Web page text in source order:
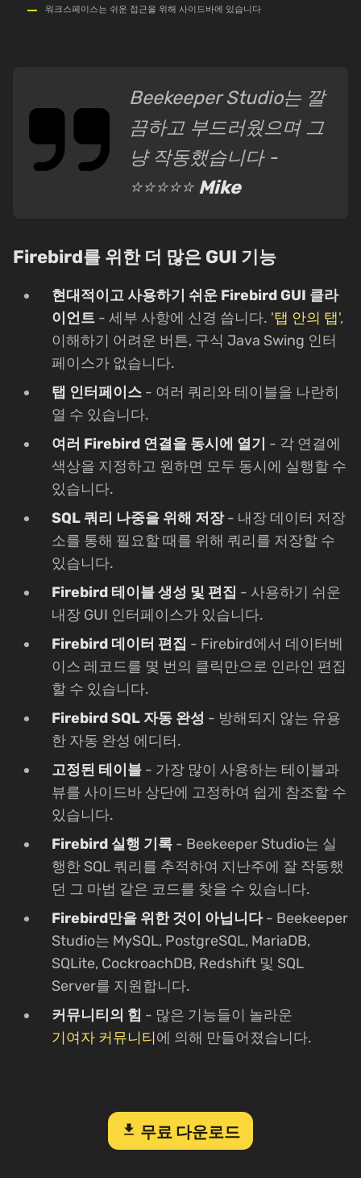
워크스페이스는 쉬운 접근을 위해 사이드바에 있습니다
Beekeeper Studio는 깔
끔하고 부드러웠으며 그
냥 작동했습니다 -
⭐⭐⭐⭐⭐ Mike
Firebird를 위한 더 많은 GUI 기능
현대적이고 사용하기 쉬운 Firebird GUI 클라
이언트 - 세부 사항에 신경 씁니다. '탭 안의 탭',
이해하기 어려운 버튼, 구식 Java Swing 인터
페이스가 없습니다.
탭 인터페이스 - 여러 쿼리와 테이블을 나란히
열 수 있습니다.
여러 Firebird 연결을 동시에 열기 - 각 연결에
색상을 지정하고 원하면 모두 동시에 실행할 수
있습니다.
SQL 쿼리 나중을 위해 저장- 내장 데이터 저장
소를 통해 필요할 때를 위해 쿼리를 저장할 수
있습니다.
Firebird 테이블 생성 및 편집 - 사용하기 쉬운
내장 GUI 인터페이스가 있습니다.
Firebird 데이터 편집 - Firebird에서 데이터베
이스 레코드를 몇 번의 클릭만으로 인라인 편집
할 수 있습니다.
Firebird SQL 자동 완성 - 방해되지 않는 유용
한 자동 완성 에디터.
고정된 테이블 - 가장 많이 사용하는 테이블과
뷰를 사이드바 상단에 고정하여 쉽게 참조할 수
있습니다.
Firebird 실행 기록 - Beekeeper Studio는 실
행한 SQL 쿼리를 추적하여 지난주에 잘 작동했
던 그 마법 같은 코드를 찾을 수 있습니다.
Firebird만을 위한 것이 아닙니다- Beekeeper
Studio는 MySQL, PostgreSQL, MariaDB,
SQLite, CockroachDB, Redshift 및 SQL
Server를 지원합니다.
커뮤니티의 힘 - 많은 기능들이 놀라운
기여자 커뮤니티에 의해 만들어졌습니다.
download 무료 다운로드